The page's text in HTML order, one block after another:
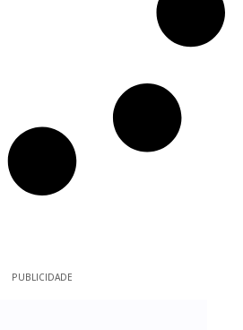
PUBLICIDADE